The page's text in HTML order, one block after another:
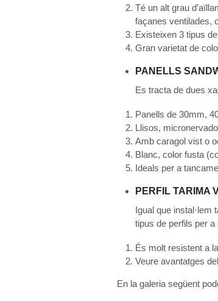
Té un alt grau
façanes ventilades,
Existeixen 3 tipus
Gran varietat de
PANELLS
Es tracta de dues
Panells de 30mm,
Llisos,
Amb caragol vist o
Blanc, color fusta
Ideals per a
PERFIL TARIMA
Igual que
tipus de perfils per
És molt resistent a
Veure avantatges
En la galeria següent